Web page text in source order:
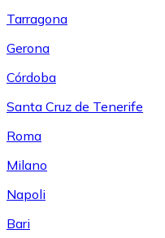
Tarragona
Gerona
Córdoba
Santa Cruz de Tenerife
Roma
Milano
Napoli
Bari